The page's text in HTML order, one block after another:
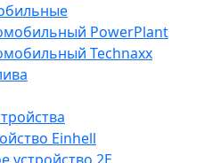
PowerPlant
Technaxx
Einhell